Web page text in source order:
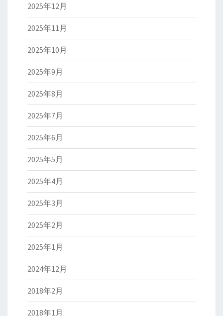
2025年12月
2025年11月
2025年10月
2025年9月
2025年8月
2025年7月
2025年6月
2025年5月
2025年4月
2025年3月
2025年2月
2025年1月
2024年12月
2018年2月
2018年1月